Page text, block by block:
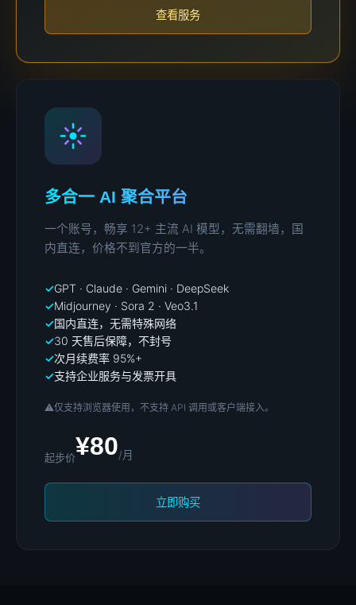
查看服务
多合一 AI 聚合平台
一个账号，畅享 12+ 主流 AI 模型，无需翻墙，国
内直连，价格不到官方的一半。
GPT · Claude · Gemini · DeepSeek
Midjourney · Sora 2 · Veo3.1
国内直连，无需特殊网络
30 天售后保障，不封号
次月续费率 95%+
支持企业服务与发票开具
⚠️仅支持浏览器使用，不支持 API 调用或客户端接入。
起步价¥80/月
立即购买